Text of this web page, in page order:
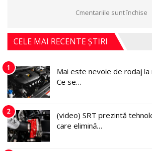
Cmentariile sunt închise
CELE MAI RECENTE ȘTIRI
1
Mai este nevoie de rodaj la
Ce se…
2
(video) SRT prezintă
care elimină…